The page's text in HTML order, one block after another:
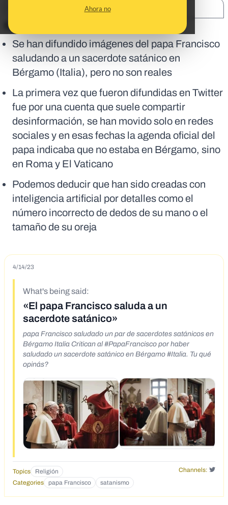
Ahora no
En corto:
Se han difundido imágenes del papa Francisco
saludando a un sacerdote satánico en
Bérgamo (Italia), pero no son reales
La primera vez que fueron difundidas en Twitter
fue por una cuenta que suele compartir
desinformación, se han movido solo en redes
sociales y en esas fechas la agenda oficial del
papa indicaba que no estaba en Bérgamo, sino
en Roma y El Vaticano
Podemos deducir que han sido creadas con
inteligencia artificial por detalles como el
número incorrecto de dedos de su mano o el
tamaño de su oreja
4/14/23
What's being said:
«El papa Francisco saluda a un
sacerdote satánico»
papa Francisco saludado un par de sacerdotes satánicos en
Bérgamo Italia Critican al #PapaFrancisco por haber
saludado un sacerdote satánico en Bérgamo #Italia. Tu qué
opinás?
Topics Religión
Channels:
Categories
papa Francisco satanismo